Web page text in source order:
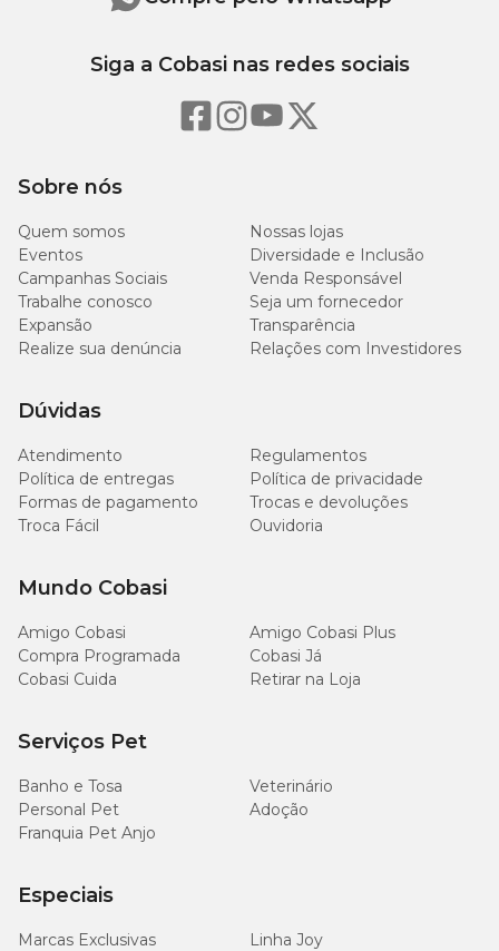
Seu pet sem tártaro e com bom hálito. Aqui na Cobasi, além de
Creme Dental Guard Pet Society com preço
especial, você encontra a maior variedade de produtos para o seu
Sobre nós
Quem somos
Nossas lojas
Eventos
Diversidade e Inclusão
Campanhas Sociais
Venda Responsável
Trabalhe conosco
Seja um fornecedor
Expansão
Transparência
Realize sua denúncia
Relações com Investidores
Dúvidas
Atendimento
Regulamentos
Política de entregas
Política de privacidade
Formas de pagamento
Trocas e devoluções
Troca Fácil
Ouvidoria
Mundo Cobasi
Amigo Cobasi
Amigo Cobasi Plus
Compra Programada
Cobasi Já
Cobasi Cuida
Retirar na Loja
Serviços Pet
Banho e Tosa
Veterinário
Personal Pet
Adoção
Franquia Pet Anjo
Especiais
Marcas Exclusivas
Linha Joy
Siga a Cobasi nas redes sociais